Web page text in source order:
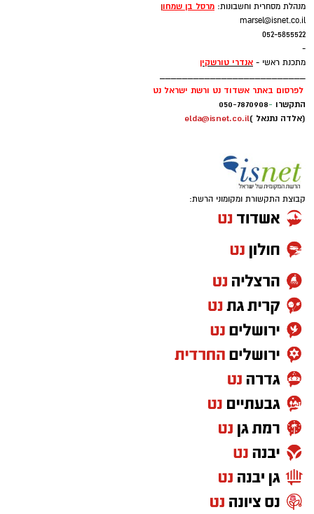
מנהלת מסחרית וחשבונות: מרסל בן שמחון
marsel@isnet.co.il
052-5855522
-
מתכנת ראשי - אנדרי טורשקין
__________________________
לפרסום באתר אשדוד נט ורשת ישראל נט
התקשרו -
050-7870908
(אלדה נתנאל )elda@isnet.co.il
קבוצת התקשורת ומקומוני הרשת: